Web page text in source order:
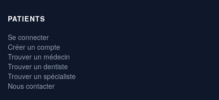
PATIENTS
Se connecter
Créer un compte
Trouver un médecin
Trouver un dentiste
Trouver un spécialiste
Nous contacter